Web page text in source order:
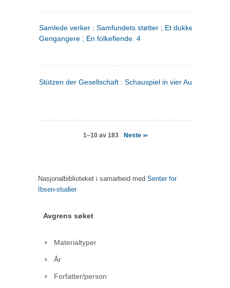
Samlede verker : Samfundets støtter ; Et dukkehjem ;
Gengangere ; En folkefiende. 4
Stützen der Gesellschaft : Schauspiel in vier Aufzügen
1–10 av 183 Neste >>
Nasjonalbiblioteket i samarbeid med Senter for
Ibsen-studier
Avgrens søket
Materialtyper
År
Forfatter/person